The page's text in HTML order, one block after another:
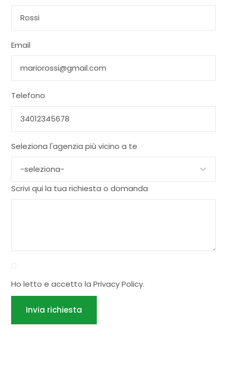
Email
Telefono
Seleziona l'agenzia più vicino a te
Scrivi qui la tua richiesta o domanda
Ho letto e accetto laPrivacy Policy.
Invia richiesta